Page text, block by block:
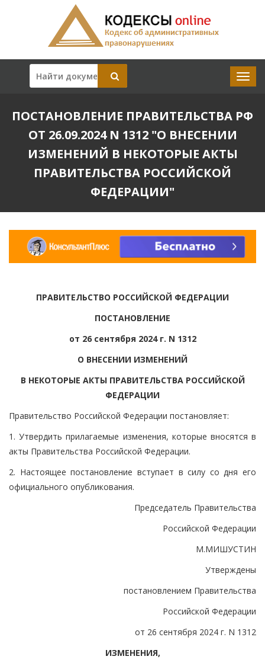
ПОСТАНОВЛЕНИЕ ПРАВИТЕЛЬСТВА РФ
ОТ 26.09.2024 N 1312 "О ВНЕСЕНИИ
ИЗМЕНЕНИЙ В НЕКОТОРЫЕ АКТЫ
ПРАВИТЕЛЬСТВА РОССИЙСКОЙ
ФЕДЕРАЦИИ"
ПРАВИТЕЛЬСТВО РОССИЙСКОЙ ФЕДЕРАЦИИ
ПОСТАНОВЛЕНИЕ
от 26 сентября 2024 г. N 1312
О ВНЕСЕНИИ ИЗМЕНЕНИЙ
В НЕКОТОРЫЕ АКТЫ ПРАВИТЕЛЬСТВА РОССИЙСКОЙ
ФЕДЕРАЦИИ
Правительство Российской Федерации постановляет:
1. Утвердить прилагаемые изменения, которые вносятся в
акты Правительства Российской Федерации.
2. Настоящее постановление вступает в силу со дня его
официального опубликования.
Председатель Правительства
Российской Федерации
М.МИШУСТИН
Утверждены
постановлением Правительства
Российской Федерации
от 26 сентября 2024 г. N 1312
ИЗМЕНЕНИЯ,